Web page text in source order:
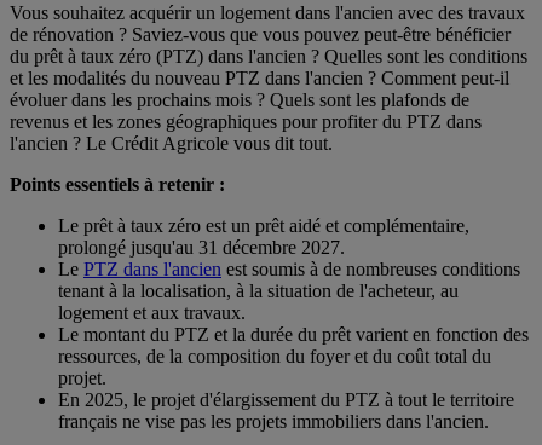
Vous souhaitez acquérir un logement dans l'ancien avec des travaux
de rénovation ? Saviez-vous que vous pouvez peut-être bénéficier
du prêt à taux zéro (PTZ) dans l'ancien ? Quelles sont les conditions
et les modalités du nouveau PTZ dans l'ancien ? Comment peut-il
évoluer dans les prochains mois ? Quels sont les plafonds de
revenus et les zones géographiques pour profiter du PTZ dans
l'ancien ? Le Crédit Agricole vous dit tout.
Points essentiels à retenir :
Le prêt à taux zéro est un prêt aidé et complémentaire,
prolongé jusqu'au 31 décembre 2027.
Le PTZ dans l'ancien est soumis à de nombreuses conditions
tenant à la localisation, à la situation de l'acheteur, au
logement et aux travaux.
Le montant du PTZ et la durée du prêt varient en fonction des
ressources, de la composition du foyer et du coût total du
projet.
En 2025, le projet d'élargissement du PTZ à tout le territoire
français ne vise pas les projets immobiliers dans l'ancien.